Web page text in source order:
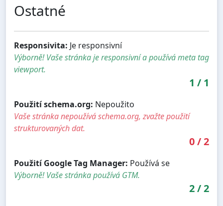
Ostatné
Responsivita: Je responsivní
Výborně! Vaše stránka je responsivní a používá meta tag
viewport.
1 / 1
Použití schema.org: Nepoužito
Vaše stránka nepoužívá schema.org, zvažte použití
strukturovaných dat.
0/2
Použití Google Tag Manager: Používá se
Výborně! Vaše stránka používá GTM.
2/2